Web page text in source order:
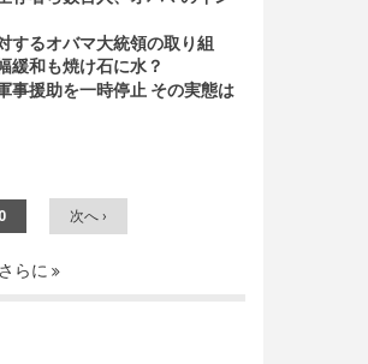
するオバマ大統領の取り組
和も焼け石に水？
事援助を一時停止 その実態は
次へ ›
さらに